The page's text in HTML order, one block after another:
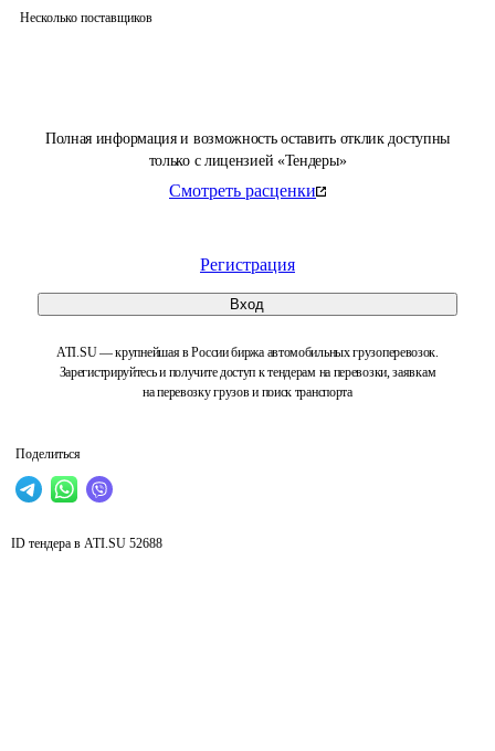
Полная информация и возможность оставить отклик доступны
только с лицензией «Тендеры»
Смотреть расценки
Регистрация
Вход
ATI.SU — крупнейшая в России биржа автомобильных грузоперевозок.
Зарегистрируйтесь и получите доступ к тендерам на перевозки, заявкам
на перевозку грузов и поиск транспорта
Поделиться
Несколько поставщиков
ID тендера в ATI.SU 52688